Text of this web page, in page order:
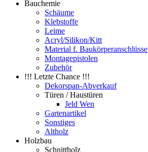
Bauchemie
Schäume
Klebstoffe
Leime
Acryl/Silikon/Kitt
Material f. Baukörperanschlüsse
Montagepistolen
Zubehör
!!! Letzte Chance !!!
Dekorspan-Abverkauf
Türen / Haustüren
Jeld Wen
Gartenartikel
Sonstiges
Altholz
Holzbau
Schnittholz